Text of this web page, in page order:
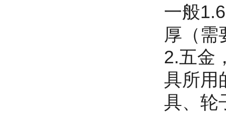
一般
厚（需
2.五金
具所用
具、轮